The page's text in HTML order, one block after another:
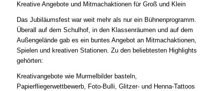
Kreative Angebote und Mitmachaktionen für Groß und Klein
Das Jubiläumsfest war weit mehr als nur ein Bühnenprogramm.
Überall auf dem Schulhof, in den Klassenräumen und auf dem
Außengelände gab es ein buntes Angebot an Mitmachaktionen,
Spielen und kreativen Stationen. Zu den beliebtesten Highlights
gehörten:
Kreativangebote wie Murmelbilder basteln,
Papierfliegerwettbewerb, Foto-Bulli, Glitzer- und Henna-Tattoos